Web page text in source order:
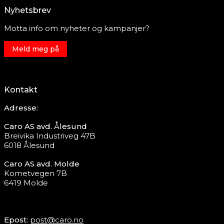
Nyhetsbrev
Motta info om nyheter og kampanjer?
Meld meg på
Kontakt
Adresse:
Caro AS avd. Ålesund
Breivika Industriveg 47B
6018 Ålesund
Caro AS avd. Molde
Kometvegen 7B
6419 Molde
Epost: post@caro.no